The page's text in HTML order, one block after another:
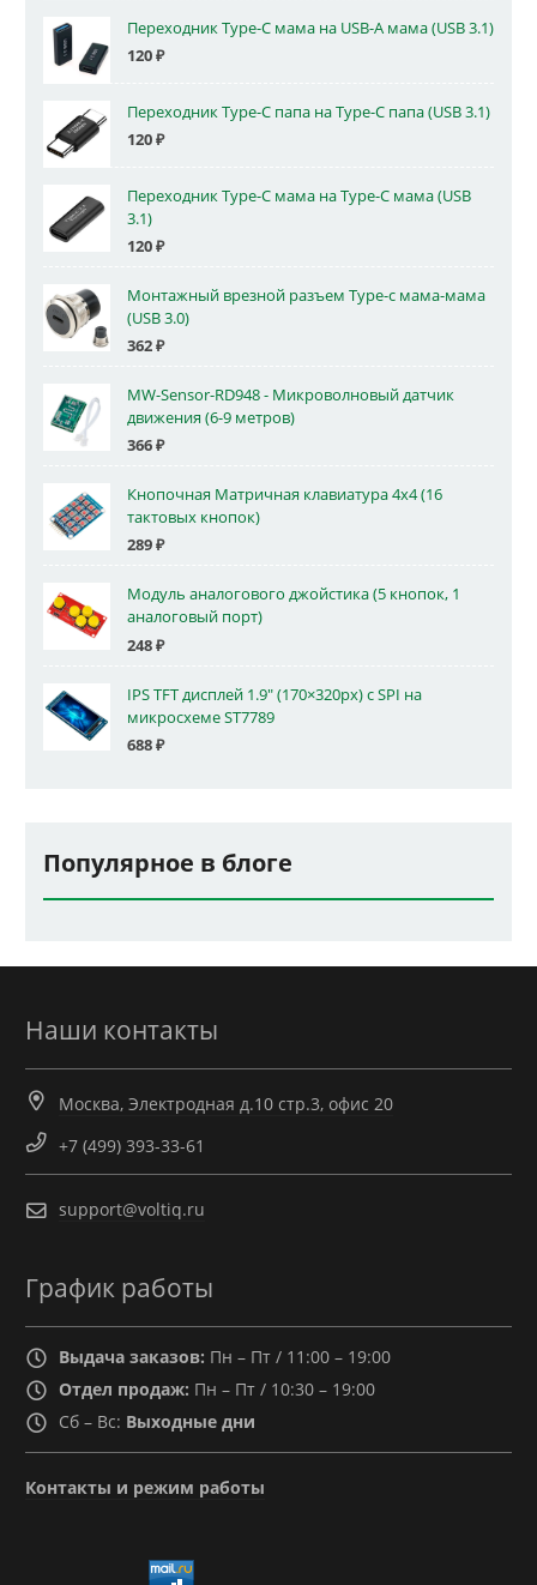
Переходник Type-C мама на USB-A мама (USB 3.1)
120₽
Переходник Type-C папа на Type-C папа (USB 3.1)
120₽
Переходник Type-C мама на Type-C мама (USB
3.1)
120₽
Монтажный врезной разъем Type-c мама-мама
(USB 3.0)
362₽
MW-Sensor-RD948 - Микроволновый датчик
движения (6-9 метров)
366₽
Кнопочная Матричная клавиатура 4x4 (16
тактовых кнопок)
289₽
Модуль аналогового джойстика (5 кнопок, 1
аналоговый порт)
248₽
IPS TFT дисплей 1.9" (170×320px) с SPI на
микросхеме ST7789
688₽
Популярное в блоге
Наши контакты
Москва, Электродная д.10 стр.3, офис 20
+7 (499) 393-33-61
support@voltiq.ru
График работы
Выдача заказов: Пн – Пт / 11:00 – 19:00
Отдел продаж: Пн – Пт / 10:30 – 19:00
Сб – Вс: Выходные дни
Контакты и режим работы